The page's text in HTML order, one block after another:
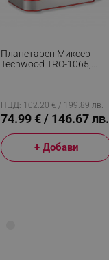
Планетарен Миксер
Techwood TRO-1065,
Червен/Инокс
ПЦД: 102.20 € / 199.89 лв.
74.99 € / 146.67 лв.
+ Добави